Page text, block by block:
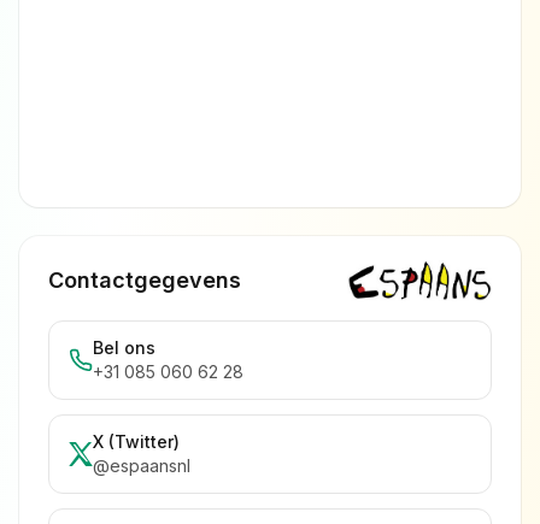
Contactgegevens
Bel ons
+31 085 060 62 28
X (Twitter)
@espaansnl